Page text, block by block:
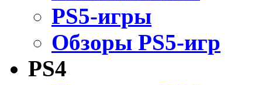
PS5-игры
Обзоры PS5-игр
PS4